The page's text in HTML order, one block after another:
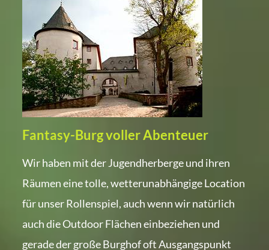
Fantasy-Burg voller Abenteuer
Wir haben mit der Jugendherberge und ihren
Räumen eine tolle, wetterunabhängige Location
für unser Rollenspiel, auch wenn wir natürlich
auch die Outdoor Flächen einbeziehen und
gerade der große Burghof oft Ausgangspunkt